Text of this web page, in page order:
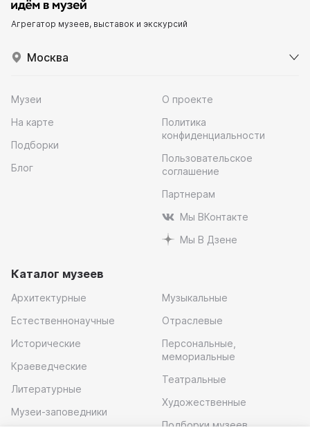
Агрегатор музеев, выставок и экскурсий
Москва
Музеи
На карте
Подборки
Блог
О проекте
Политика
конфиденциальности
Пользовательское
соглашение
Партнерам
Мы ВКонтакте
Мы В Дзене
Каталог музеев
Архитектурные
Естественнонаучные
Исторические
Краеведческие
Литературные
Музеи-заповедники
Музыкальные
Отраслевые
Персональные,
мемориальные
Театральные
Художественные
Подборки музеев